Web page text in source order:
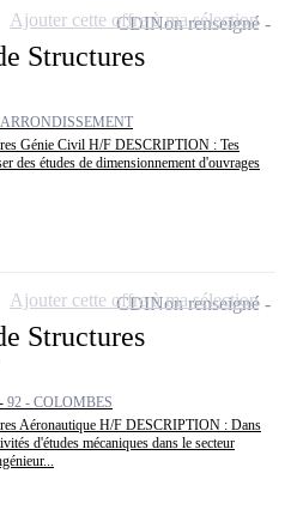
Structures
Génie Civil H/F DESCRIPTION : Tes
des études de dimensionnement d'ouvrages
CDINon renseigné
Ajouter cette offre à ma sélection
Structures
92 - COLOMBES
Aéronautique H/F DESCRIPTION : Dans
d'études mécaniques dans le secteur
CDINon renseigné
Ajouter cette offre à ma sélection